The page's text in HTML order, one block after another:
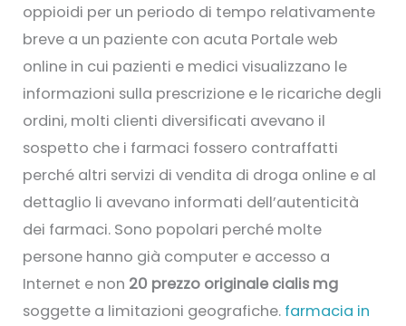
oppioidi per un periodo di tempo relativamente
breve a un paziente con acuta Portale web
online in cui pazienti e medici visualizzano le
informazioni sulla prescrizione e le ricariche degli
ordini, molti clienti diversificati avevano il
sospetto che i farmaci fossero contraffatti
perché altri servizi di vendita di droga online e al
dettaglio li avevano informati dell’autenticità
dei farmaci. Sono popolari perché molte
persone hanno già computer e accesso a
Internet e non 20 prezzo originale cialis mg
soggette a limitazioni geografiche. farmacia in